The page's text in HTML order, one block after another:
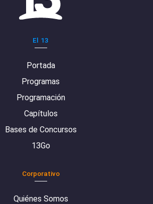
El 13
Portada
Programas
Programación
Capítulos
Bases de Concursos
13Go
Corporativo
Quiénes Somos